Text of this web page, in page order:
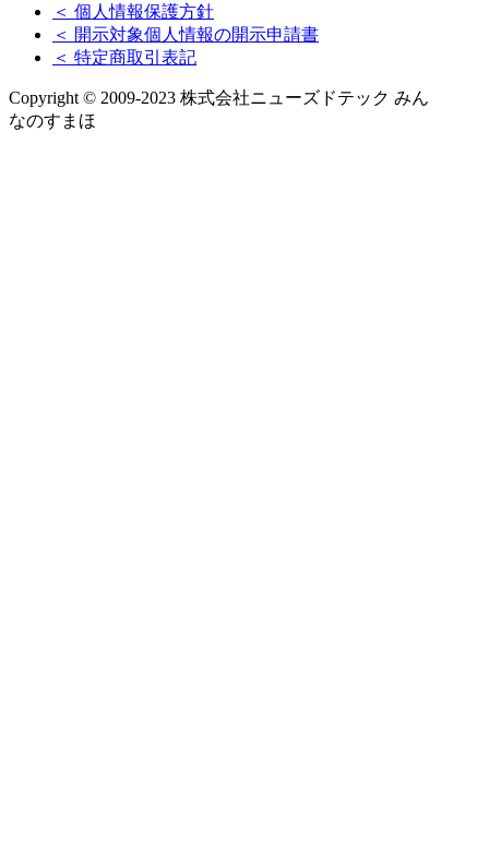
＜ 個人情報保護方針
＜ 開示対象個人情報の開示申請書
＜ 特定商取引表記
Copyright © 2009-2023 株式会社ニューズドテック みん
なのすまほ